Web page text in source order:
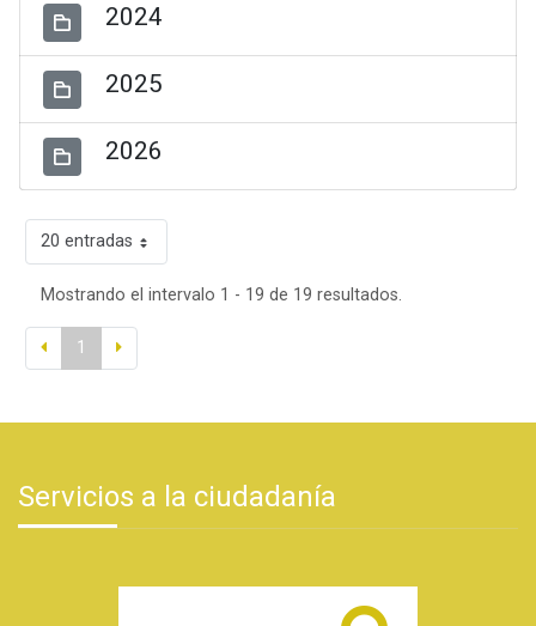
2024
2025
2026
20 entradas
Mostrando el intervalo 1 - 19 de 19 resultados.
1
Servicios a la ciudadanía